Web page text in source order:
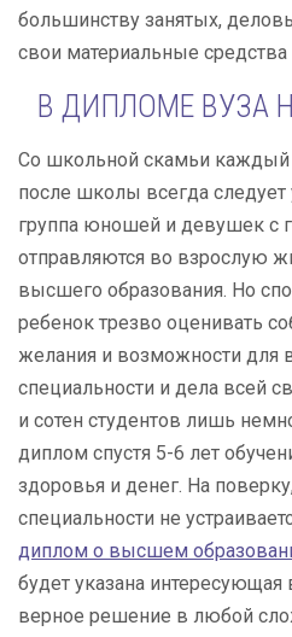
большинству занятых,
свои материальные
В ДИПЛОМЕ ВУЗА
Со школьной скамьи каждый
после школы всегда следует
группа юношей и девушек с
отправляются во взрослую
высшего образования. Но
ребенок трезво оценивать
желания и возможности для
специальности и дела всей
и сотен студентов лишь
диплом спустя 5-6 лет
здоровья и денег. На
специальности не
диплом о высшем
будет указана интересующая
верное решение в любой